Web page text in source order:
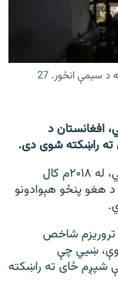
ارشیف: د کابل دشت برچي کې له پېښې وروسته د سیمې انځور. 27
افغانستان د
راښکته شوی دی.
د اقتصاد او سولې نړیوال انسټېټيوټ وايي، له ۲۰۱۸م کال
هغو پنځو هېوادونو
د نړیوال تروریزم شاخص
ښيي چې
شپږم ځای ته راښکته